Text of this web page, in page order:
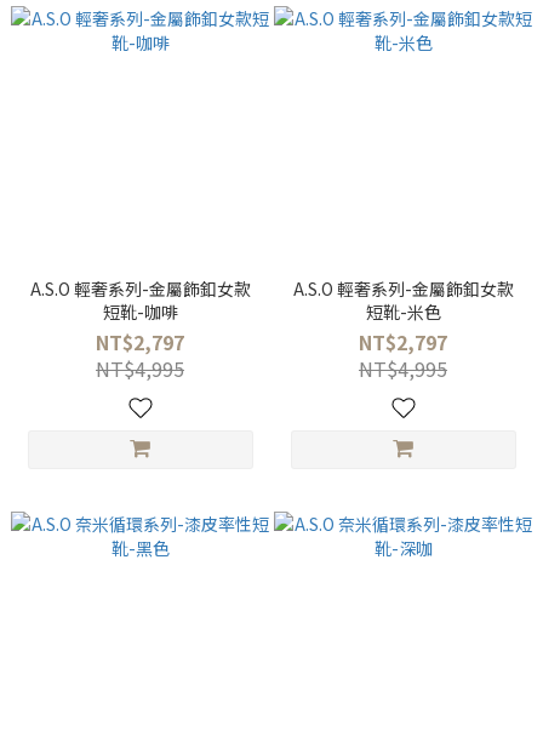
A.S.O 輕奢系列-金屬飾釦女款
短靴-咖啡
NT$2,797
NT$4,995
A.S.O 輕奢系列-金屬飾釦女款
短靴-米色
NT$2,797
NT$4,995